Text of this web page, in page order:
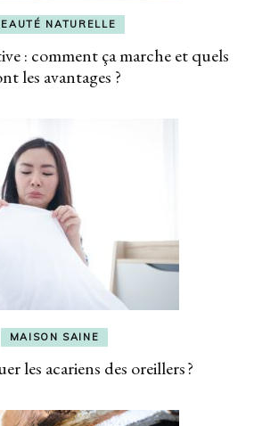
NATURELLE
: comment ça marche et quels
les avantages ?
MAISON SAINE
les acariens des oreillers ?